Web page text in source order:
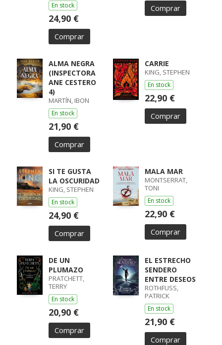
En stock
24,90 €
Comprar
Comprar
ALMA NEGRA
(INSPECTORA
ANE CESTERO
4)
MARTÍN, IBON
En stock
21,90 €
Comprar
CARRIE
KING, STEPHEN
En stock
22,90 €
Comprar
SI TE GUSTA
LA OSCURIDAD
KING, STEPHEN
En stock
24,90 €
Comprar
MALA MAR
MONTSERRAT,
TONI
En stock
22,90 €
Comprar
DE UN
PLUMAZO
PRATCHETT,
TERRY
En stock
20,90 €
Comprar
EL ESTRECHO
SENDERO
ENTRE DESEOS
ROTHFUSS,
PATRICK
En stock
21,90 €
Comprar